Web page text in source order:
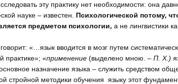
эту практику нет необходимости: она
науке – известен. Психологической потому,
предметом психологии, а не лингвистики
«…язык вводится в мозг путем
практике»; «применение (выделено мною. – П. Х.)
назначение языка – служить средством
стройной методики обучения языку этот